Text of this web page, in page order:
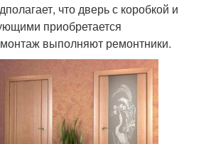
что дверь с коробкой и
приобретается
выполняют ремонтники.